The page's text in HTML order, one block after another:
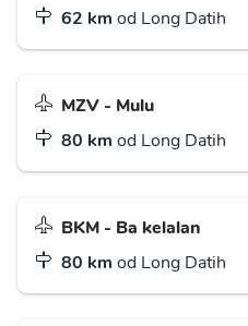
62 km od Long Datih
MZV - Mulu
80 km od Long Datih
BKM - Ba kelalan
80 km od Long Datih